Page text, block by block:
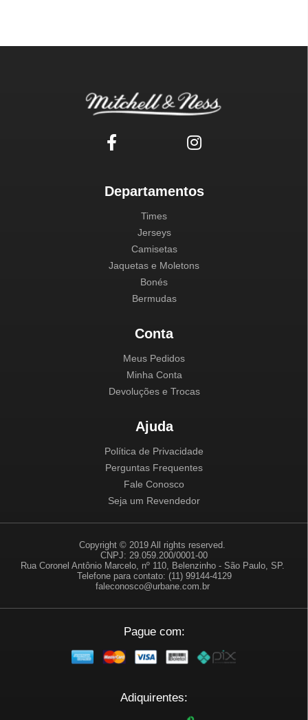
Departamentos
Times
Jerseys
Camisetas
Jaquetas e Moletons
Bonés
Bermudas
Conta
Meus Pedidos
Minha Conta
Devoluções e Trocas
Ajuda
Política de Privacidade
Perguntas Frequentes
Fale Conosco
Seja um Revendedor
Copyright © 2019 All rights reserved.
CNPJ: 29.059.200/0001-00
Rua Coronel Antônio Marcelo, nº 110, Belenzinho - São Paulo, SP.
Telefone para contato: (11) 99144-4129
faleconosco@urbane.com.br
Pague com:
Adiquirentes: